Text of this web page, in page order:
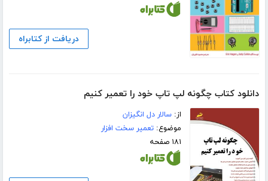
دریافت از کتابراه
دانلود کتاب چگونه لپ تاپ خود را تعمیر کنیم
از:سالار دل انگیزان
موضوع:تعمیر سخت افزار
۱۸۱ صفحه